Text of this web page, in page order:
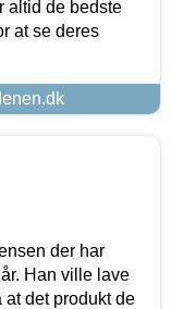
altid de bedste
at se deres
der har
Han ville lave
at det produkt de